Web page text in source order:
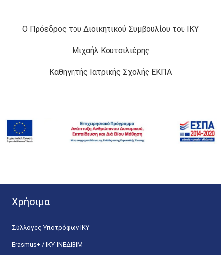
Ο Πρόεδρος του Διοικητικού Συμβουλίου του ΙΚΥ
Μιχαήλ Κουτσιλιέρης
Καθηγητής Ιατρικής Σχολής ΕΚΠΑ
Χρήσιμα
Σύλλογος Υποτρόφων ΙΚΥ
Erasmus+ / ΙΚΥ-ΙΝΕΔΙΒΙΜ